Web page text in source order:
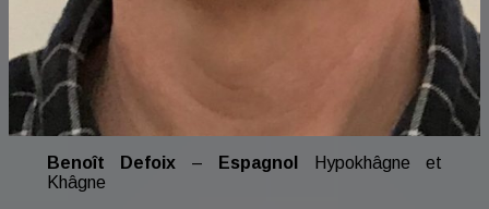
Benoît Defoix – Espagnol
Hypokhâgne et
Khâgne